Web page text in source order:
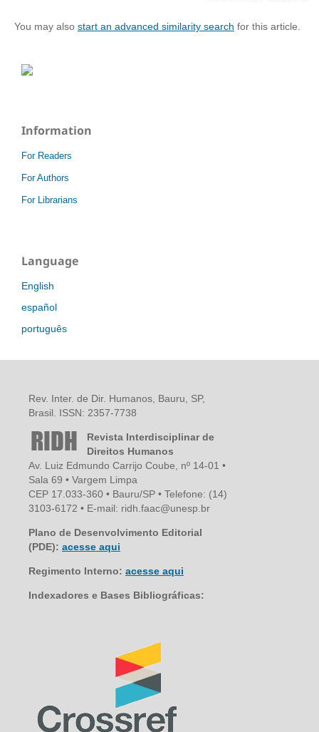
You may also start an advanced similarity search for this article.
Information
For Readers
For Authors
For Librarians
Language
English
español
português
Rev. Inter. de Dir. Humanos, Bauru, SP,
Brasil. ISSN: 2357-7738
Revista Interdisciplinar de
Direitos Humanos
Av. Luiz Edmundo Carrijo Coube, nº 14-01 •
Sala 69 • Vargem Limpa
CEP 17.033-360 • Bauru/SP • Telefone: (14)
3103-6172 • E-mail: ridh.faac@unesp.br
Plano de Desenvolvimento Editorial
(PDE): acesse aqui
Regimento Interno: acesse aqui
Indexadores e Bases Bibliográficas: